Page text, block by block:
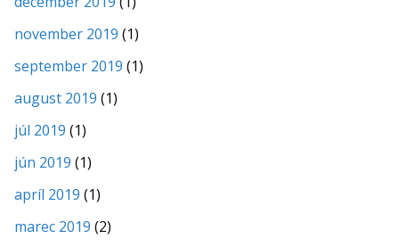
november 2019 (1)
september 2019 (1)
august 2019 (1)
júl 2019 (1)
jún 2019 (1)
apríl 2019 (1)
marec 2019 (2)